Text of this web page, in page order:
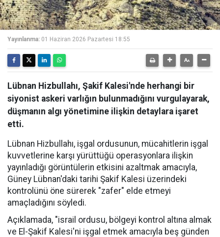
Yayınlanma: 01 Haziran 2026 Pazartesi 18:55
Lübnan Hizbullahı, Şakif Kalesi'nde herhangi bir
siyonist askeri varlığın bulunmadığını vurgulayarak,
düşmanın algı yönetimine ilişkin detaylara işaret
etti.
Lübnan Hizbullahı, işgal ordusunun, mücahitlerin işgal
kuvvetlerine karşı yürüttüğü operasyonlara ilişkin
yayınladığı görüntülerin etkisini azaltmak amacıyla,
Güney Lübnan'daki tarihi Şakif Kalesi üzerindeki
kontrolünü öne sürerek "zafer" elde etmeyi
amaçladığını söyledi.
Açıklamada, "israil ordusu, bölgeyi kontrol altına almak
ve El-Şakif Kalesi'ni işgal etmek amacıyla beş günden